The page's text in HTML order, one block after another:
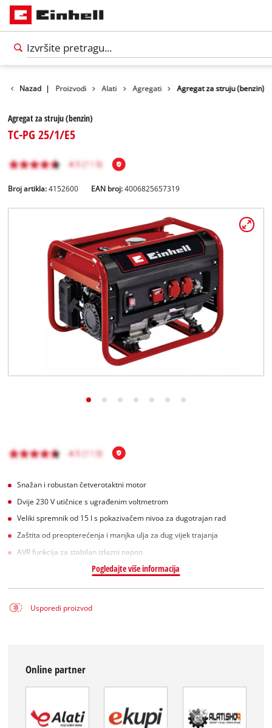
Nazad | Proizvodi Alati Agregati Agregat za struju (benzin)
Agregat za struju (benzin)
TC-PG 25/1/E5
Broj artikla: 4152600 EAN broj:4006825657319
Snažan i robustan četverotaktni motor
Dvije 230 V utičnice s ugrađenim voltmetrom
Veliki spremnik od 15 l s pokazivačem nivoa za dugotrajan rad
Zaštita od preopterećenja i manjka ulja za dug vijek trajanja
AVR funkcija za stabilan izlazni napon
Pogledajte više informacija
Usporedi proizvod
Online partner